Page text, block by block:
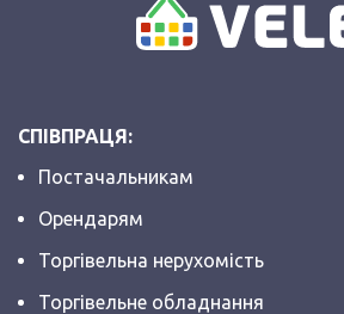
СПІВПРАЦЯ:
Постачальникам
Орендарям
Торгівельна нерухомість
Торгівельне обладнання